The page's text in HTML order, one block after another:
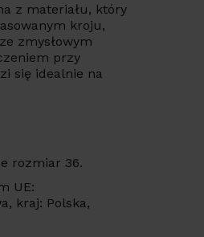
z materiału, który
kroju,
zmysłowym
przy
się idealnie na
rozmiar 36.
UE:
kraj: Polska,